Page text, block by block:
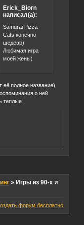
Erick_Biorn
написал(а):
Samurai Pizza
Cats конечно
шедевр)
Любимая игра
моей жены)
её полное название)
о ней
теплые
» Игры из 90-х и
форум бесплатно